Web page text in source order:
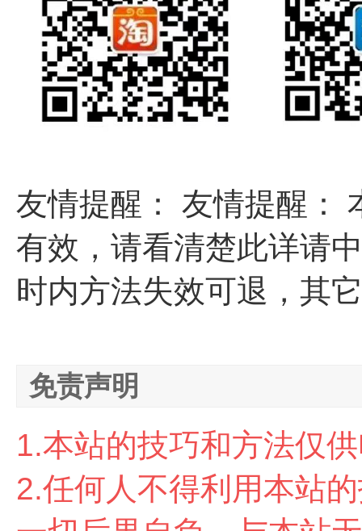
友情提醒： 友情提醒：
有效，请看清楚此详请
时内方法失效可退，其
免责声明
1.本站的技巧和方法仅
2.任何人不得利用本站